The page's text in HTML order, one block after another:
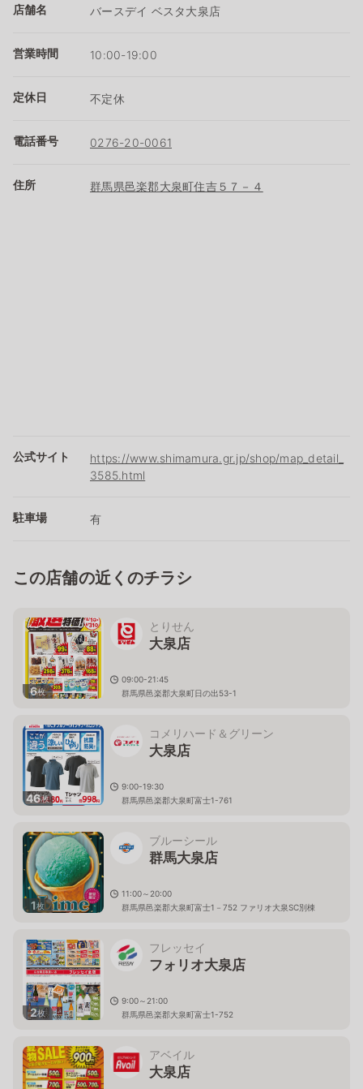
店舗名 バースデイ ベスタ大泉店
営業時間 10:00-19:00
定休日 不定休
電話番号 0276-20-0061
住所 群馬県邑楽郡大泉町住吉５７－４
公式サイト
https://www.shimamura.gr.jp/shop/map_detail_
3585.html
駐車場 有
この店舗の近くのチラシ
6枚
とりせん
大泉店
09:00-21:45
群馬県邑楽郡大泉町日の出53-1
46枚
コメリハード＆グリーン
大泉店
9:00-19:30
群馬県邑楽郡大泉町富士1-761
1枚
ブルーシール
群馬大泉店
11:00～20:00
群馬県邑楽郡大泉町富士1－752 ファリオ大泉SC別棟
2枚
フレッセイ
フォリオ大泉店
9:00～21:00
群馬県邑楽郡大泉町富士1-752
アベイル
大泉店